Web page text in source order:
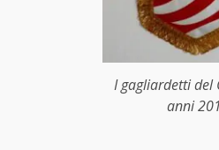
I gagliardetti del
anni